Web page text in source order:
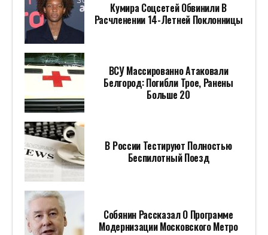
Кумира Соцсетей Обвинили В
Расчленении 14-Летней Поклонницы
ВСУ Массированно Атаковали
Белгород: Погибли Трое, Ранены
Больше 20
В России Тестируют Полностью
Беспилотный Поезд
Собянин Рассказал О Программе
Модернизации Московского Метро